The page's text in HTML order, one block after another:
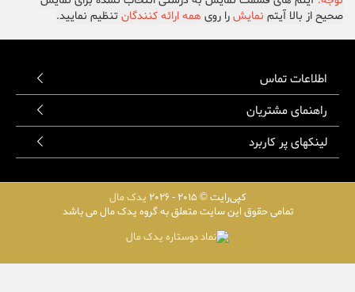
صحیح از بالا آیتم نمایشرا روی همه ارائه کنندگانتنظیم نمایید.
اطلاعات تماس
راهنمای مشتریان
لینکهای پر کاربرد
کپی‌رایت © 2015 - 2026
یدک مال
تمامی حقوق این سایت متعلق به گروه یدک مال می باشد